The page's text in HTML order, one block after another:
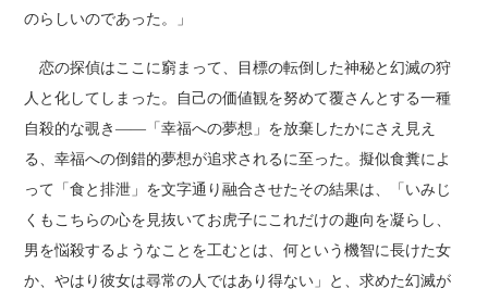
のらしいのであった。」
恋の探偵はここに窮まって、目標の転倒した神秘と幻滅の狩
人と化してしまった。自己の価値観を努めて覆さんとする一種
自殺的な覗き――「幸福への夢想」を放棄したかにさえ見え
る、幸福への倒錯的夢想が追求されるに至った。擬似食糞によ
って「食と排泄」を文字通り融合させたその結果は、「いみじ
くもこちらの心を見抜いてお虎子にこれだけの趣向を凝らし、
男を悩殺するようなことを工むとは、何という機智に長けた女
か、やはり彼女は尋常の人ではあり得ない」と、求めた幻滅が